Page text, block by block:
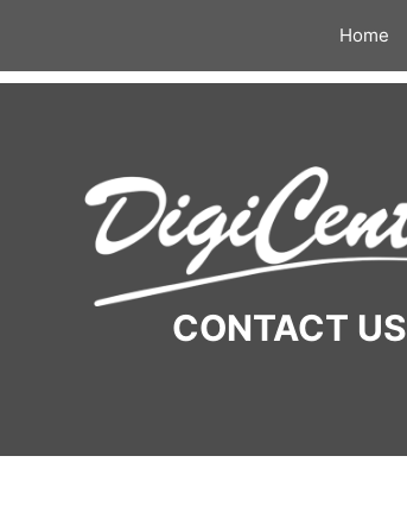
Home
CONTACT US